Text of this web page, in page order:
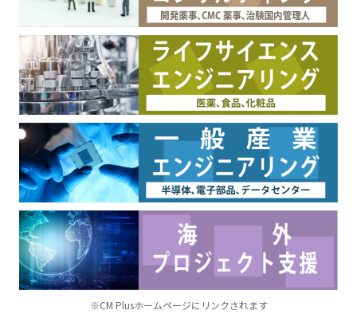
※CM Plusホームページにリンクされます